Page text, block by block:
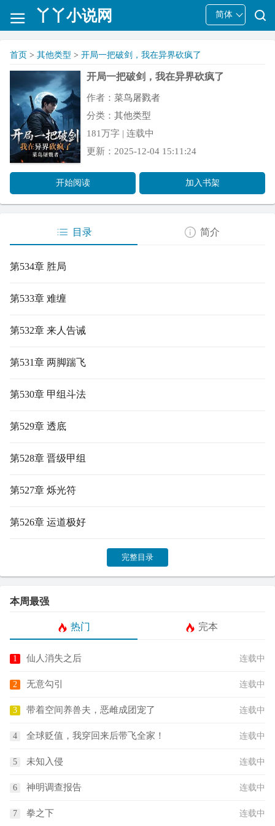
丫丫小说网 简体
首页 > 其他类型 > 开局一把破剑，我在异界砍疯了
开局一把破剑，我在异界砍疯了
作者： 菜鸟屠戮者
分类： 其他类型
181万字 | 连载中
更新：2025-12-04 15:11:24
开始阅读 加入书架
目录 简介
第534章 胜局
第533章 难缠
第532章 来人告诫
第531章 两脚踹飞
第530章 甲组斗法
第529章 透底
第528章 晋级甲组
第527章 烁光符
第526章 运道极好
完整目录
本周最强
热门 完本
仙人消失之后 连载中
无意勾引 连载中
带着空间养兽夫，恶雌成团宠了 连载中
全球贬值，我穿回来后带飞全家！ 连载中
未知入侵 连载中
神明调查报告 连载中
拳之下 连载中